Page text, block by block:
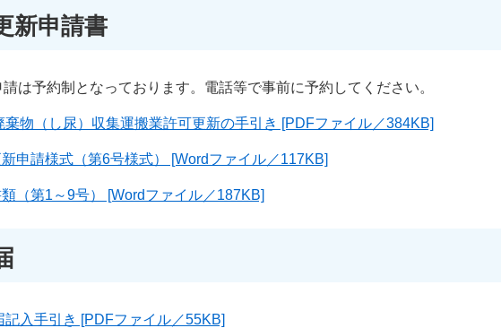
新申請書
は予約制となっております。電話等で事前に予約してください。
棄物（し尿）収集運搬業許可更新の手引き [PDFファイル／384KB]
申請様式（第6号様式） [Wordファイル／117KB]
（第1～9号） [Wordファイル／187KB]
記入手引き [PDFファイル／55KB]